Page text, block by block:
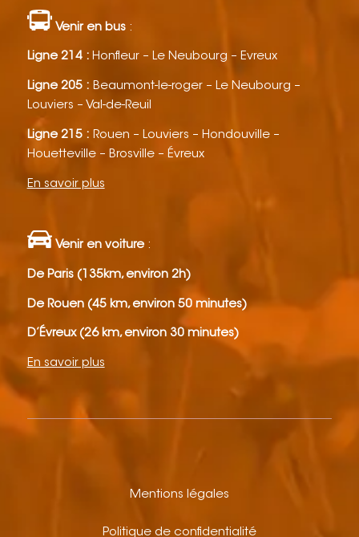
Venir en bus:
Ligne 214 : Honfleur – Le Neubourg – Evreux
Ligne 205 : Beaumont-le-roger – Le Neubourg –
Louviers – Val-de-Reuil
Ligne 215 : Rouen – Louviers – Hondouville –
Houetteville – Brosville – Évreux
En savoir plus
Venir en voiture:
De Paris (135km, environ 2h)
De Rouen (45 km, environ 50 minutes)
D’Évreux (26 km, environ 30 minutes)
En savoir plus
Mentions légales
Politique de confidentialité